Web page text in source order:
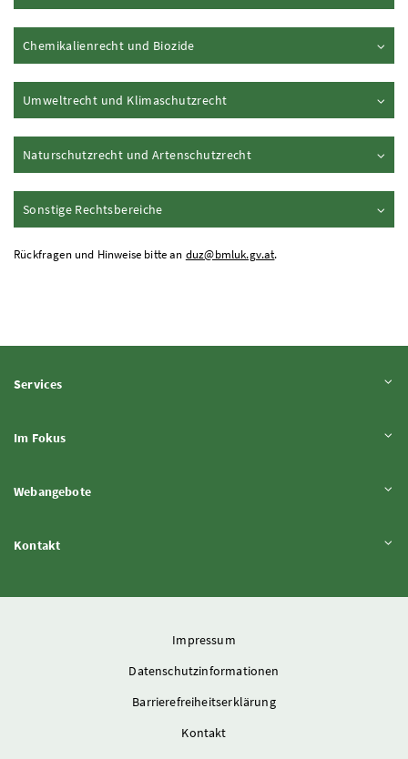
Chemikalienrecht und BiozideInhalt aufklappen
Umweltrecht und KlimaschutzrechtInhalt aufklappen
Naturschutzrecht und ArtenschutzrechtInhalt aufklappen
Sonstige RechtsbereicheInhalt aufklappen
Rückfragen und Hinweise bitte an duz@bmluk.gv.at.
ServicesInhalt aufklappen
Im FokusInhalt aufklappen
WebangeboteInhalt aufklappen
KontaktInhalt aufklappen
Impressum
Datenschutzinformationen
Barrierefreiheitserklärung
Kontakt